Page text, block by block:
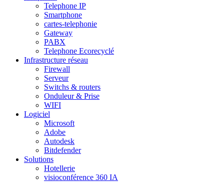
Telephone IP
Smartphone
cartes-telephonie
Gateway
PABX
Telephone Ecorecyclé
Infrastructure réseau
Firewall
Serveur
Switchs & routers
Onduleur & Prise
WIFI
Logiciel
Microsoft
Adobe
Autodesk
Bitdefender
Solutions
Hotellerie
visioconférence 360 IA